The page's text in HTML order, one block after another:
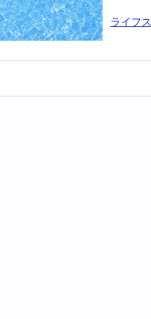
ライフ